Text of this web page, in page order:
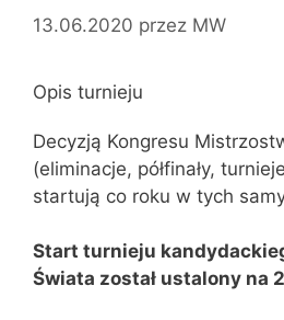
13.06.2020 przez MW
Opis turnieju
Decyzją Kongresu
(eliminacje, półfinały,
startują co roku w tych
Start turnieju
Świata został ustalony na